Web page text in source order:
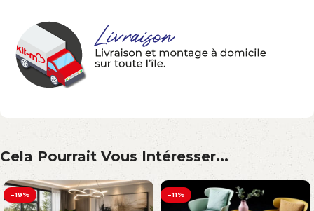
Cela Pourrait Vous Intéresser...
-19% -11%